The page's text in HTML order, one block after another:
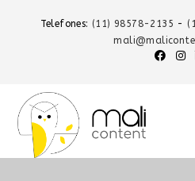
Telefones: (11) 98578-2135 -